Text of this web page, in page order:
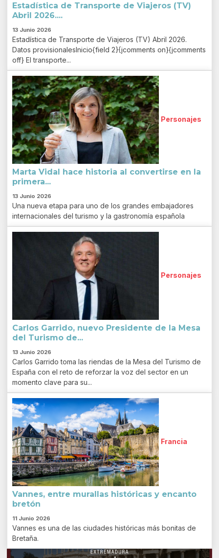
Estadística de Transporte de Viajeros (TV)
Abril 2026....
13 Junio 2026
Estadística de Transporte de Viajeros (TV) Abril 2026.
Datos provisionalesInicio{field 2}{jcomments on}{jcomments
off} El transporte...
Personajes
Marta Vidal hace historia al convertirse en la
primera...
13 Junio 2026
Una nueva etapa para uno de los grandes embajadores
internacionales del turismo y la gastronomía española
Personajes
Carlos Garrido, nuevo Presidente de la Mesa
del Turismo de...
13 Junio 2026
Carlos Garrido toma las riendas de la Mesa del Turismo de
España con el reto de reforzar la voz del sector en un
momento clave para su...
Francia
Vannes, entre murallas históricas y encanto
bretón
11 Junio 2026
Vannes es una de las ciudades históricas más bonitas de
Bretaña.